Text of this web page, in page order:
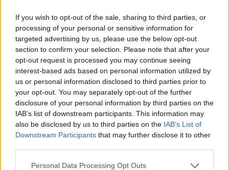
If you wish to opt-out of the sale, sharing to third parties, or
processing of your personal or sensitive information for
targeted advertising by us, please use the below opt-out
section to confirm your selection. Please note that after your
opt-out request is processed you may continue seeing
interest-based ads based on personal information utilized by
us or personal information disclosed to third parties prior to
your opt-out. You may separately opt-out of the further
disclosure of your personal information by third parties on the
IAB’s list of downstream participants. This information may
also be disclosed by us to third parties on the IAB’s List of
Downstream Participants that may further disclose it to other
Personal Data Processing Opt Outs
mes shumicës dhe opozitës